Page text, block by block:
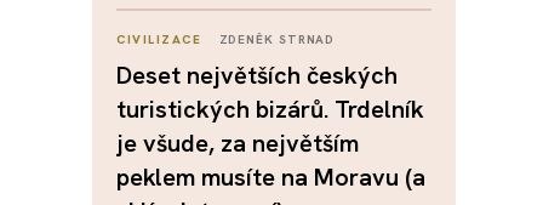
CIVILIZACE ZDENĚK STRNAD
Deset největších českých
turistických bizárů. Trdelník
je všude, za největším
peklem musíte na Moravu (a